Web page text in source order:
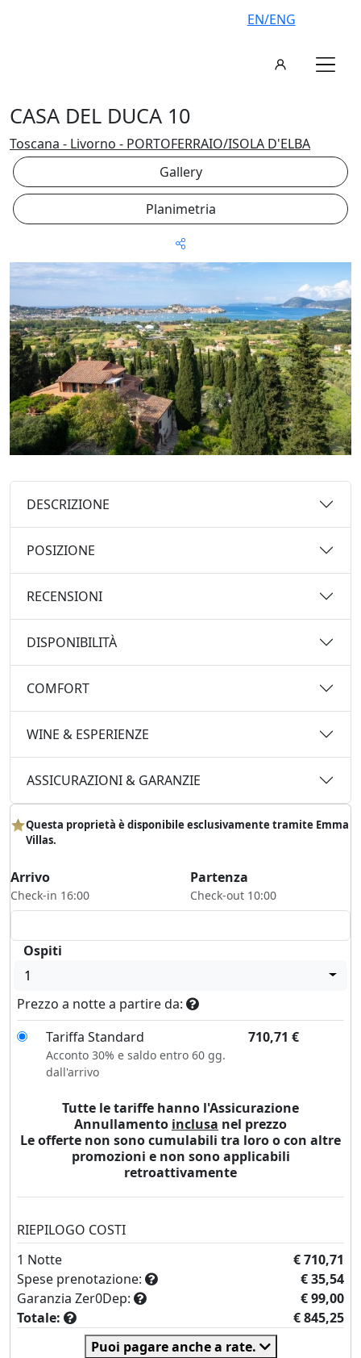
EN/ENG
CASA DEL DUCA 10
Toscana - Livorno - PORTOFERRAIO/ISOLA D'ELBA
Gallery
Planimetria
DESCRIZIONE
POSIZIONE
RECENSIONI
DISPONIBILITÀ
COMFORT
WINE & ESPERIENZE
ASSICURAZIONI & GARANZIE
Questa proprietà è disponibile esclusivamente tramite Emma
Villas.
Arrivo
Check-in 16:00
Partenza
Check-out 10:00
Ospiti
1
Prezzo a notte a partire da:
Tariffa Standard
710,71 €
Acconto 30% e saldo entro 60 gg.
dall'arrivo
Tutte le tariffe hanno l'Assicurazione
Annullamento inclusa nel prezzo
Le offerte non sono cumulabili tra loro o con altre
promozioni e non sono applicabili
retroattivamente
RIEPILOGO COSTI
1 Notte
€ 710,71
Spese prenotazione:
€ 35,54
Garanzia Zer0Dep:
€ 99,00
Totale:
€ 845,25
Puoi pagare anche a rate.